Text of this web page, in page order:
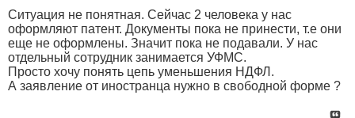
Ситуация не понятная. Сейчас 2 человека у нас
оформляют патент. Документы пока не принести, т.е они
еще не оформлены. Значит пока не подавали. У нас
отдельный сотрудник занимается УФМС.
Просто хочу понять цепь уменьшения НДФЛ.
А заявление от иностранца нужно в свободной форме ?